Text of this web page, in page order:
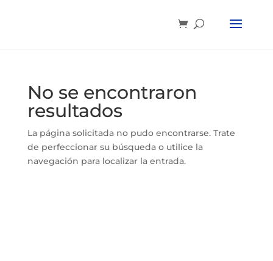
No se encontraron
resultados
La página solicitada no pudo encontrarse. Trate
de perfeccionar su búsqueda o utilice la
navegación para localizar la entrada.